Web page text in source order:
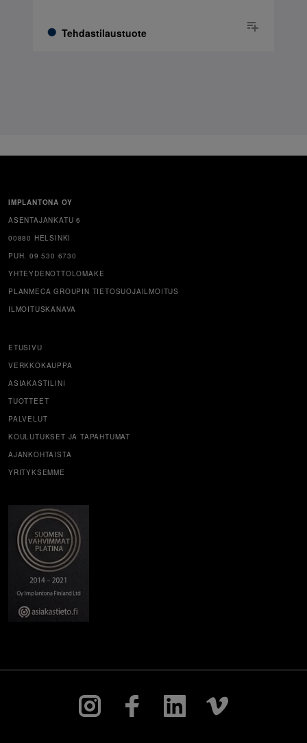
Tehdastilaustuote
IMPLANTONA OY
ASENTAJANKATU 6
00880 HELSINKI
PUH. 09 530 6730
YHTEYDENOTTOLOMAKE
PLANMECA GROUPIN TIETOSUOJAILMOITUS
ILMOITUSKANAVA
ETUSIVU
VERKKOKAUPPA
ASIAKASTILINI
TUOTTEET
PALVELUT
KOULUTUKSET JA TAPAHTUMAT
AJANKOHTAISTA
YRITYKSEMME